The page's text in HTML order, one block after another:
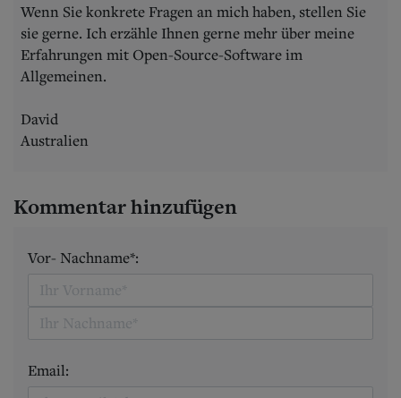
Wenn Sie konkrete Fragen an mich haben, stellen Sie
sie gerne. Ich erzähle Ihnen gerne mehr über meine
Erfahrungen mit Open-Source-Software im
Allgemeinen.
David
Australien
Kommentar hinzufügen
Vor- Nachname*:
Email: